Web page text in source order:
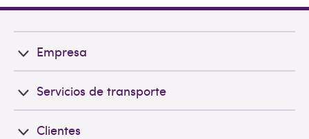
Empresa
Servicios de transporte
Clientes